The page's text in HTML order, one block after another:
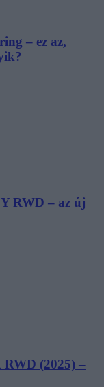
– ez az,
RWD – az új
RWD (2025) –